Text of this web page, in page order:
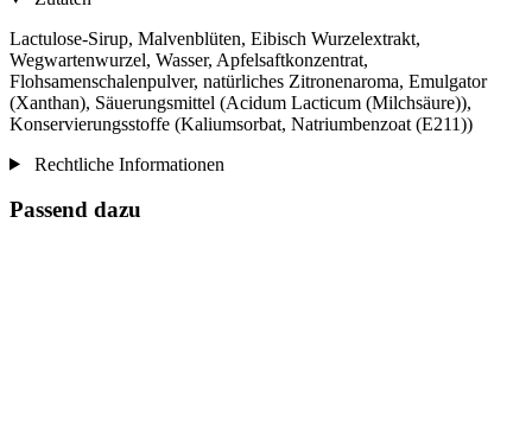
Lactulose-Sirup, Malvenblüten, Eibisch Wurzelextrakt,
Wegwartenwurzel, Wasser, Apfelsaftkonzentrat,
Flohsamenschalenpulver, natürliches Zitronenaroma, Emulgator
(Xanthan), Säuerungsmittel (Acidum Lacticum (Milchsäure)),
Konservierungsstoffe (Kaliumsorbat, Natriumbenzoat (E211))
Rechtliche Informationen
Passend dazu